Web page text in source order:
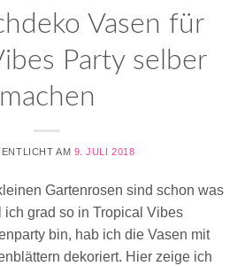
Vasen für
Party selber
machen
AM 9. JULI 2018
Gartenrosen sind schon was
grad so in Tropical Vibes
bin, hab ich die Vasen mit
dekoriert. Hier zeige ich